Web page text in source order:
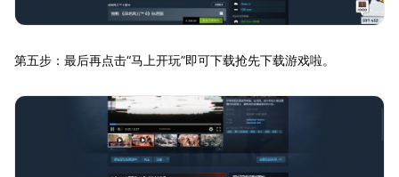
第五步：最后再点击“马上开玩”即可下载抢先下载游戏啦。